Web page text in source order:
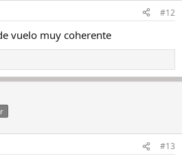
#12
vuelo muy coherente
#13